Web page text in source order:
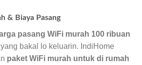
& Biaya Pasang
pasang WiFi murah 100 ribuan
bakal lo keluarin. IndiHome
paket WiFi murah untuk di rumah